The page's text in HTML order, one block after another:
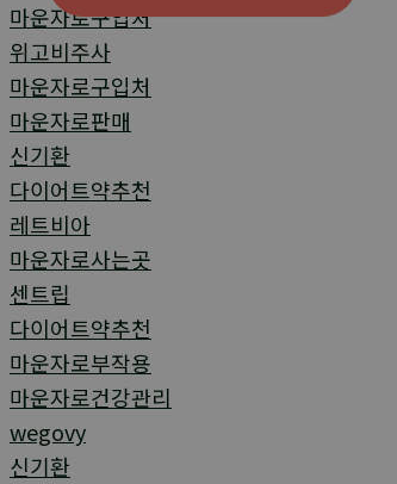
마운자로구입처
위고비주사
마운자로구입처
마운자로판매
신기환
다이어트약추천
레트비아
마운자로사는곳
센트립
다이어트약추천
마운자로부작용
마운자로건강관리
wegovy
신기환